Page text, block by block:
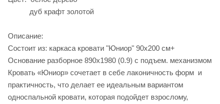
дуб крафт золотой
Описание:
Состоит из: каркаса кровати "Юниор" 90х200 см+
Основание разборное 890х1980 (0.9) с подъем. механизмом
Кровать «Юниор» сочетает в себе лаконичность форм и
практичность, что делает ее идеальным вариантом
односпальной кровати, которая подойдет взрослому,